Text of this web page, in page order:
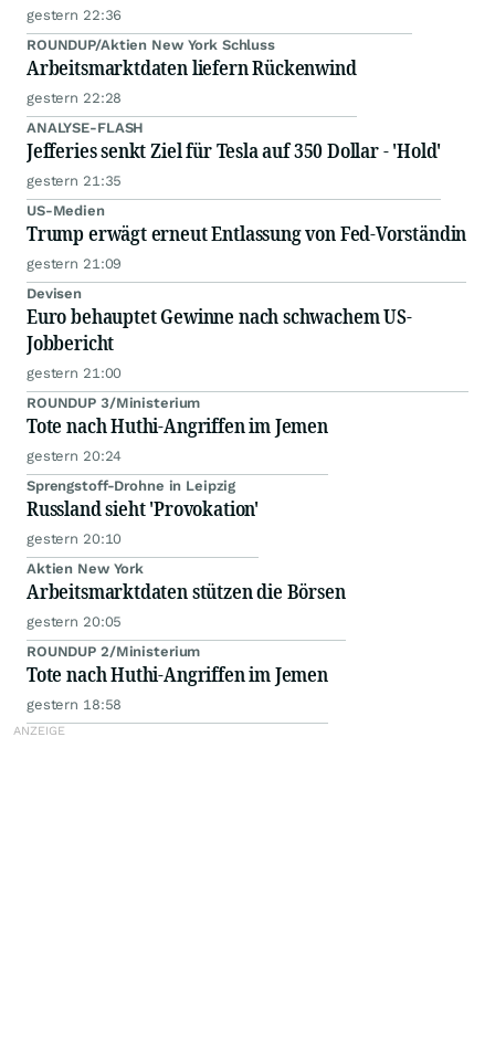
gestern 22:36
ROUNDUP/Aktien New York Schluss
Arbeitsmarktdaten liefern Rückenwind
gestern 22:28
ANALYSE-FLASH
Jefferies senkt Ziel für Tesla auf 350 Dollar - 'Hold'
gestern 21:35
US-Medien
Trump erwägt erneut Entlassung von Fed-Vorständin
gestern 21:09
Devisen
Euro behauptet Gewinne nach schwachem US-
Jobbericht
gestern 21:00
ROUNDUP 3/Ministerium
Tote nach Huthi-Angriffen im Jemen
gestern 20:24
Sprengstoff-Drohne in Leipzig
Russland sieht 'Provokation'
gestern 20:10
Aktien New York
Arbeitsmarktdaten stützen die Börsen
gestern 20:05
ROUNDUP 2/Ministerium
Tote nach Huthi-Angriffen im Jemen
gestern 18:58